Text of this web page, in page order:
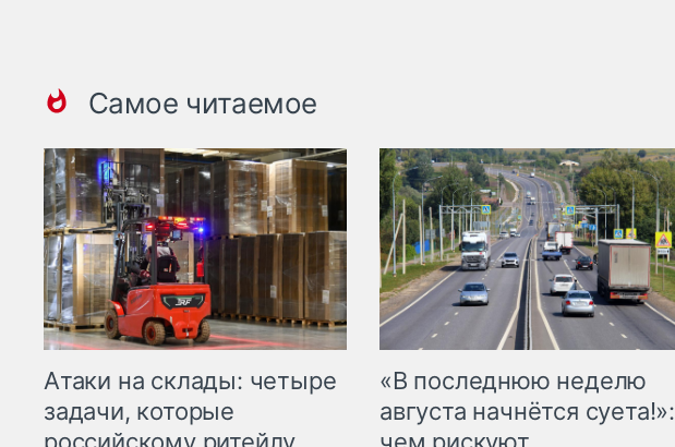
Самое читаемое
Атаки на склады: четыре
задачи, которые
«В последнюю неделю
августа начнётся суета!»: